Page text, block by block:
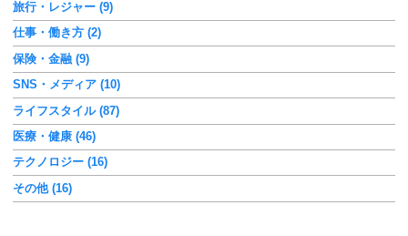
旅行・レジャー (9)
仕事・働き方 (2)
保険・金融 (9)
SNS・メディア (10)
ライフスタイル (87)
医療・健康 (46)
テクノロジー (16)
その他 (16)